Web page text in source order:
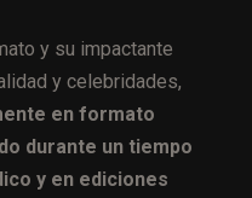
y su impactante
y celebridades,
en formato
durante un tiempo
y en ediciones